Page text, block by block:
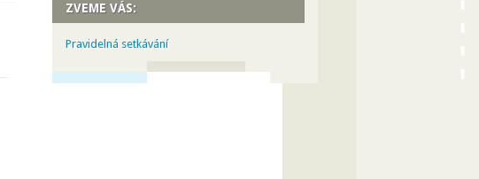
ZVEME VÁS:
Pravidelná setkávání